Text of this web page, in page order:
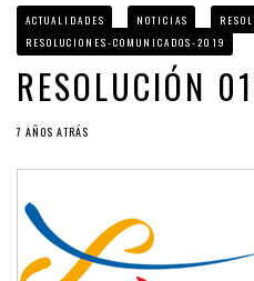
Resultados LIVE IV Escalafón
Epee Grand Prix
ACTUALIDADES NOTICIAS
RESOLUCIONES-COMUNICADOS-2019
RESOLUCIÓN
7 AÑOS ATRÁS